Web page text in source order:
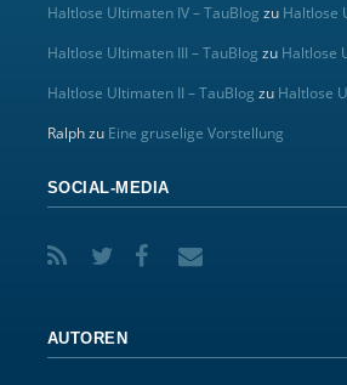
Haltlose Ultimaten IV – TauBlog zu Haltlose
Haltlose Ultimaten III – TauBlog zu Haltlose
Haltlose Ultimaten II – TauBlog zu Haltlose
Ralphzu Eine gruselige Vorstellung
SOCIAL-MEDIA
AUTOREN